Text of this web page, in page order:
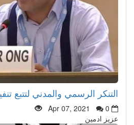
التنكر الرسمي والمدني لتتبع
Apr 07, 2021
0
عزيز ادمين